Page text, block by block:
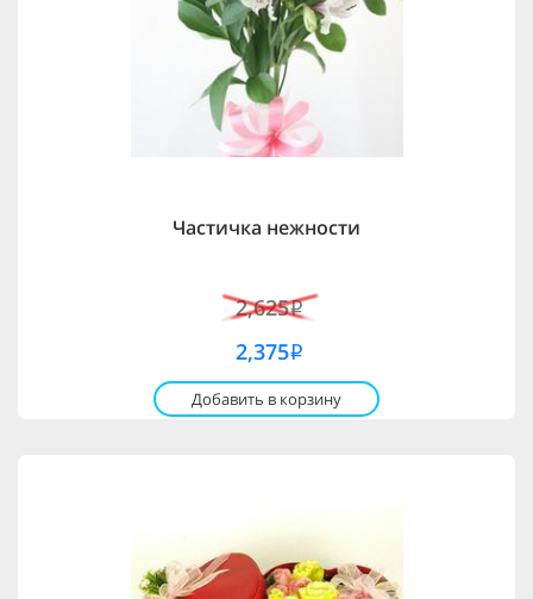
Частичка нежности
2,625i
2,375i
Добавить в корзину